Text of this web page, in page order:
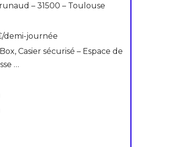
– 31500 – Toulouse
demi-journée
Casier sécurisé – Espace de
…